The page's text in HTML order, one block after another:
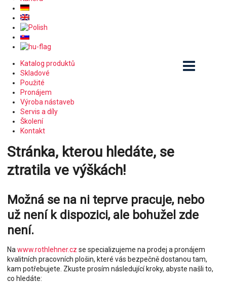
Katalog produktů
Skladové
Použité
Pronájem
Výroba nástaveb
Servis a díly
Školení
Kontakt
Stránka, kterou hledáte, se
ztratila ve výškách!
Možná se na ni teprve pracuje, nebo
už není k dispozici, ale bohužel zde
není.
Na www.rothlehner.cz se specializujeme na prodej a pronájem
kvalitních pracovních plošin, které vás bezpečně dostanou tam,
kam potřebujete. Zkuste prosím následující kroky, abyste našli to,
co hledáte: